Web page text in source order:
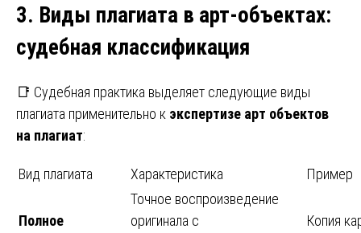
3. Виды плагиата в арт-объектах:
судебная классификация
📑 Судебная практика выделяет следующие виды
плагиата применительно к экспертизе арт объектов
на плагиат:
Вид плагиата Характеристика Пример
Полное
Точное воспроизведение
оригинала с
Копия